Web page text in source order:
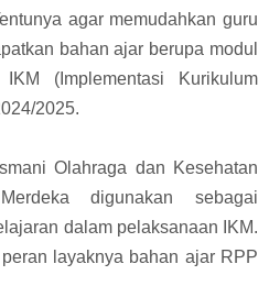
agar memudahkan guru
bahan ajar berupa modul
(Implementasi Kurikulum
2025.
Olahraga dan Kesehatan
digunakan sebagai
dalam pelaksanaan IKM.
layaknya bahan ajar RPP